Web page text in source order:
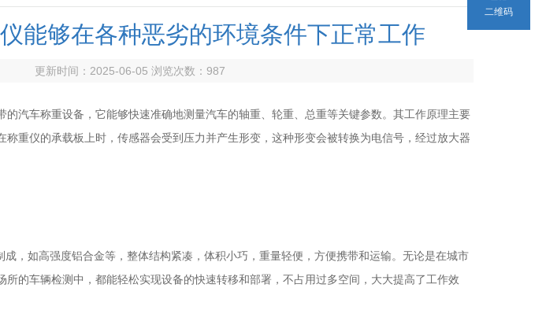
能够在各种恶劣的环境条件下正常工作
更新时间：2025-06-05 浏览次数： 987
的汽车称重设备，它能够快速准确地测量汽车的轴重、轮重、总重等关键参数。其工作原理主要
重仪的承载板上时，传感器会受到压力并产生形变，这种形变会被转换为电信号，经过放大器
如高强度铝合金等，整体结构紧凑，体积小巧，重量轻便，方便携带和运输。无论是在城市
的车辆检测中，都能轻松实现设备的快速转移和部署，不占用过多空间，大大提高了工作效
二维码